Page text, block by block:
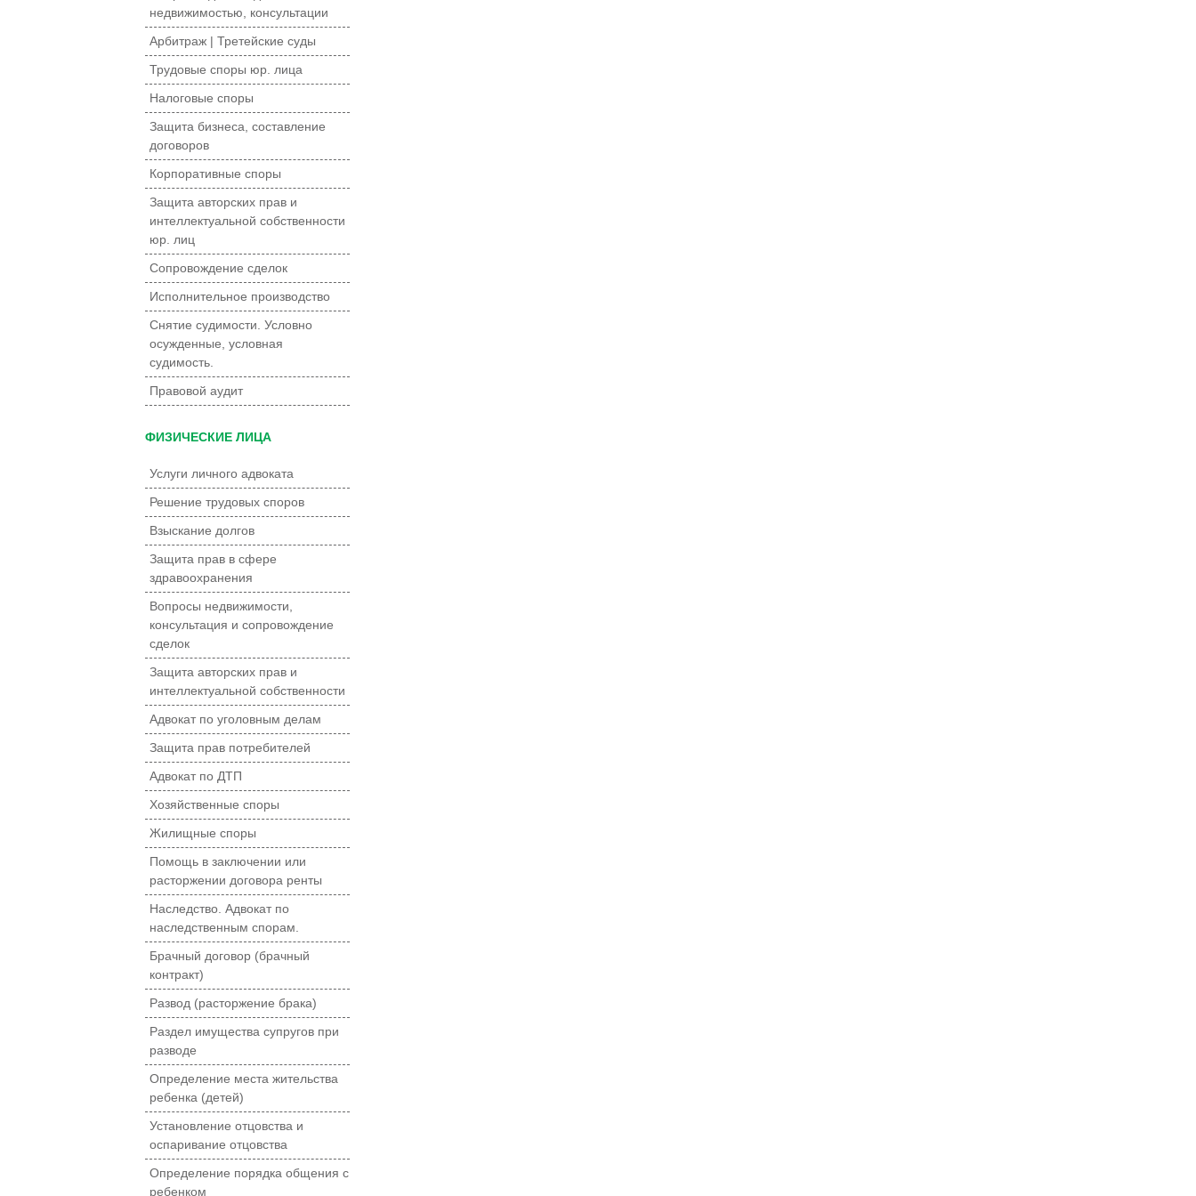
недвижимостью, консультации
Арбитраж | Третейские суды
Трудовые споры юр. лица
Налоговые споры
Защита бизнеса, составление
договоров
Корпоративные споры
Защита авторских прав и
интеллектуальной собственности
юр. лиц
Сопровождение сделок
Исполнительное производство
Снятие судимости. Условно
осужденные, условная
судимость.
Правовой аудит
ФИЗИЧЕСКИЕ ЛИЦА
Услуги личного адвоката
Решение трудовых споров
Взыскание долгов
Защита прав в сфере
здравоохранения
Вопросы недвижимости,
консультация и сопровождение
сделок
Защита авторских прав и
интеллектуальной собственности
Адвокат по уголовным делам
Защита прав потребителей
Адвокат по ДТП
Хозяйственные споры
Жилищные споры
Помощь в заключении или
расторжении договора ренты
Наследство. Адвокат по
наследственным спорам.
Брачный договор (брачный
контракт)
Развод (расторжение брака)
Раздел имущества супругов при
разводе
Определение места жительства
ребенка (детей)
Установление отцовства и
оспаривание отцовства
Определение порядка общения с
ребенком